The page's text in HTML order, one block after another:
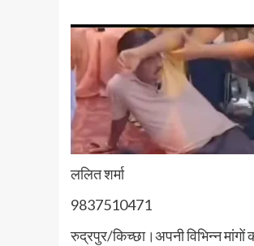
ललित शर्मा
9837510471
रुद्रपुर/किच्छा।अपनी विभिन्न